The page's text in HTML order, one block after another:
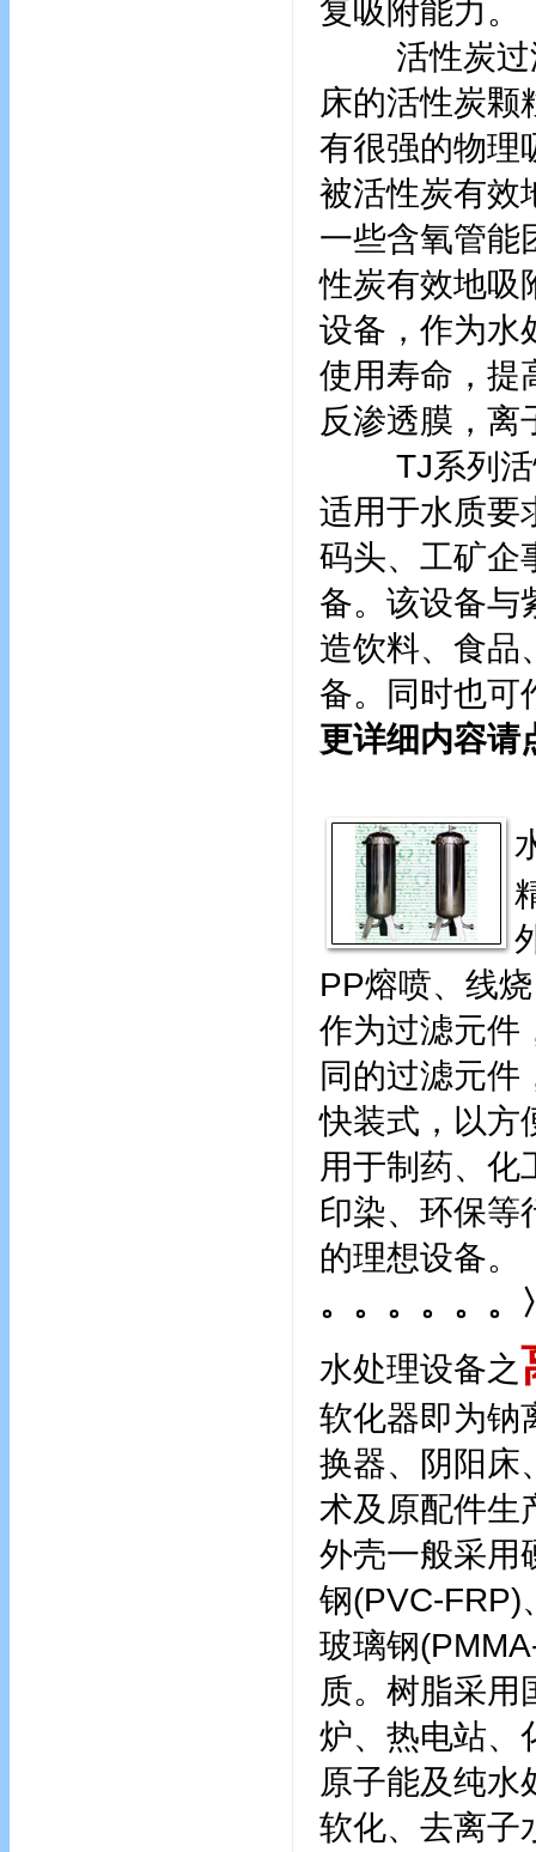
复吸附能力。
活性炭过滤
床的活性炭颗
有很强的物理
被活性炭有效
一些含氧管能
性炭有效地吸
设备，作为水
使用寿命，提
反渗透膜，离
TJ系列活性
适用于水质要
码头、工矿企
备。该设备与
造饮料、食品
备。同时也可
更详细内容请
PP熔喷、线
作为过滤元件
同的过滤元件
快装式，以方
用于制药、化
印染、环保等
的理想设备。
。。。。。。
水处理设备之
软化器即为钠
换器、阴阳床
术及原配件生
外壳一般采用
钢(PVC-FRP)
玻璃钢
质。树脂采用
炉、热电站、
原子能及纯水
软化、去离子